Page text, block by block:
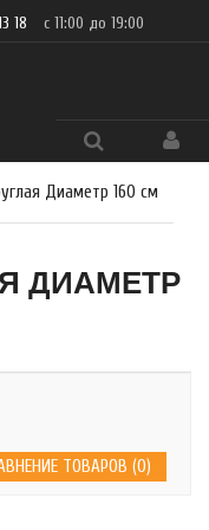
18 с 11:00 до 19:00
Диаметр 160 см
ДИАМЕТР
ТОВАРОВ (0)